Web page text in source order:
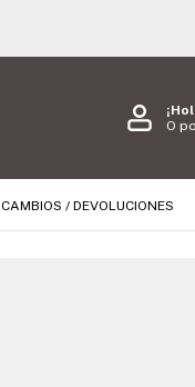
O
CAMBIOS / DEVOLUCIONES